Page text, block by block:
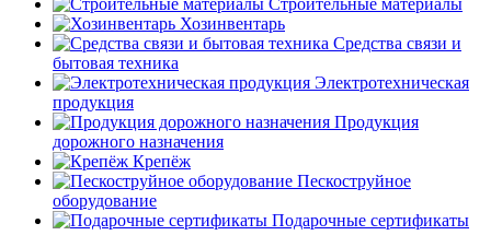
Строительные материалы
Хозинвентарь
Средства связи и
бытовая техника
Электротехническая
продукция
Продукция
дорожного назначения
Крепёж
Пескоструйное
оборудование
Подарочные сертификаты